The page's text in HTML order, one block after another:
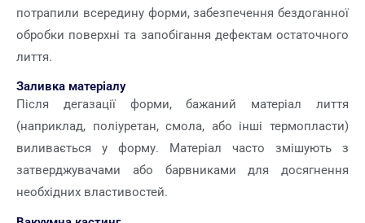
потрапили всередину форми, забезпечення бездоганної
обробки поверхні та запобігання дефектам остаточного
лиття.
Заливка матеріалу
Після дегазації форми, бажаний матеріал лиття
(наприклад, поліуретан, смола, або інші термопласти)
виливається у форму. Матеріал часто змішують з
затверджувачами або барвниками для досягнення
необхідних властивостей.